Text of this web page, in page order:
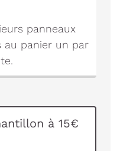
panneaux
au panier un par
à 15€